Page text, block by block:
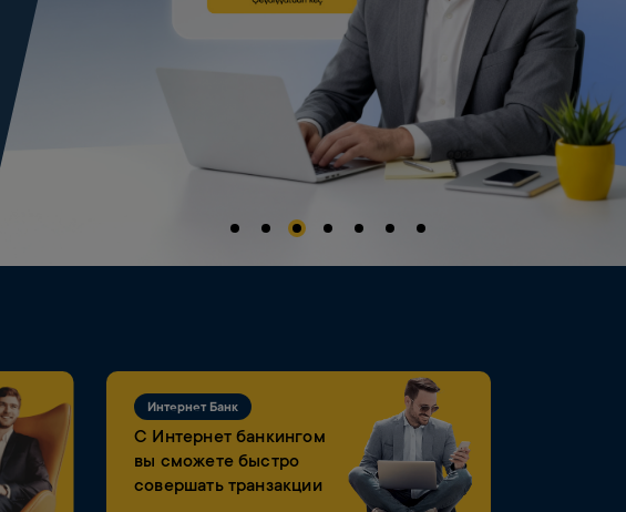
Интернет Банк
С Интернет банкингом
вы сможете быстро
совершать транзакции